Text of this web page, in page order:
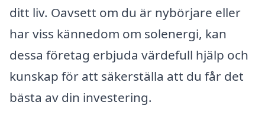
ditt liv. Oavsett om du är nybörjare eller
har viss kännedom om solenergi, kan
dessa företag erbjuda värdefull hjälp och
kunskap för att säkerställa att du får det
bästa av din investering.